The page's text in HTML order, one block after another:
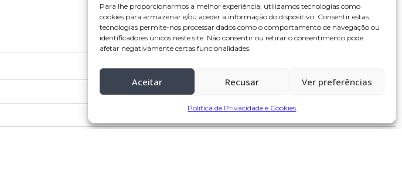
Para lhe proporcionarmos a melhor experiência, utilizamos tecnologias como
cookies para armazenar e/ou aceder a informação do dispositivo. Consentir estas
tecnologias permite-nos processar dados como o comportamento de navegação ou
identificadores únicos neste site. Não consentir ou retirar o consentimento pode
afetar negativamente certas funcionalidades.
Aceitar Recusar Ver preferências
Política de Privacidade e Cookies